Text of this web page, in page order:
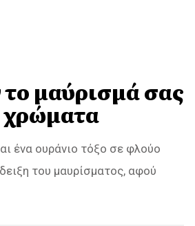
το μαύρισμά σας
χρώματα
ένα ουράνιο τόξο σε φλούο
του μαυρίσματος, αφού